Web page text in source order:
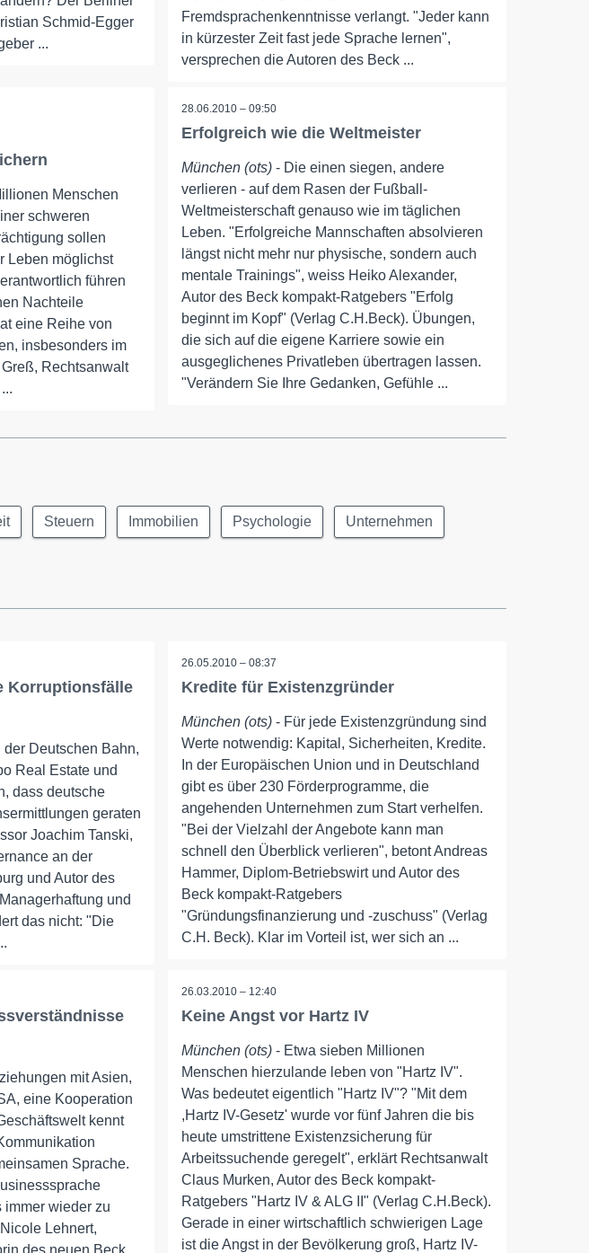
Schmid-Egger
...
Fremdsprachenkenntnisse verlangt. "Jeder kann
in kürzester Zeit fast jede Sprache lernen",
versprechen die Autoren des Beck ...
Menschen
schweren
sollen
Leben möglichst
führen
Nachteile
eine Reihe von
insbesonders im
Rechtsanwalt
28.06.2010 – 09:50
Erfolgreich wie die Weltmeister
München (ots) - Die einen siegen, andere
verlieren - auf dem Rasen der Fußball-
Weltmeisterschaft genauso wie im täglichen
Leben. "Erfolgreiche Mannschaften absolvieren
längst nicht mehr nur physische, sondern auch
mentale Trainings", weiss Heiko Alexander,
Autor des Beck kompakt-Ratgebers "Erfolg
beginnt im Kopf" (Verlag C.H.Beck). Übungen,
die sich auf die eigene Karriere sowie ein
ausgeglichenes Privatleben übertragen lassen.
"Verändern Sie Ihre Gedanken, Gefühle ...
Steuern Immobilien Psychologie Unternehmen
Korruptionsfälle
Deutschen Bahn,
Real Estate und
dass deutsche
geraten
Joachim Tanski,
an der
und Autor des
und
das nicht: "Die
26.05.2010 – 08:37
Kredite für Existenzgründer
München (ots) - Für jede Existenzgründung sind
Werte notwendig: Kapital, Sicherheiten, Kredite.
In der Europäischen Union und in Deutschland
gibt es über 230 Förderprogramme, die
angehenden Unternehmen zum Start verhelfen.
"Bei der Vielzahl der Angebote kann man
schnell den Überblick verlieren", betont Andreas
Hammer, Diplom-Betriebswirt und Autor des
Beck kompakt-Ratgebers
"Gründungsfinanzierung und -zuschuss" (Verlag
C.H. Beck). Klar im Vorteil ist, wer sich an ...
mit Asien,
eine Kooperation
kennt
Sprache.
immer wieder zu
Lehnert,
des neuen Beck
26.03.2010 – 12:40
Keine Angst vor Hartz IV
München (ots) - Etwa sieben Millionen
Menschen hierzulande leben von "Hartz IV".
Was bedeutet eigentlich "Hartz IV"? "Mit dem
,Hartz IV-Gesetz' wurde vor fünf Jahren die bis
heute umstrittene Existenzsicherung für
Arbeitssuchende geregelt", erklärt Rechtsanwalt
Claus Murken, Autor des Beck kompakt-
Ratgebers "Hartz IV & ALG II" (Verlag C.H.Beck).
Gerade in einer wirtschaftlich schwierigen Lage
ist die Angst in der Bevölkerung groß, Hartz IV-